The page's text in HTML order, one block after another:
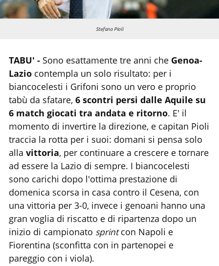
Stefano Pioli
TABU' -Sono esattamente tre anni cheGenoa-
Laziocontempla un solo risultato: per i
biancocelesti i Grifoni sono un vero e proprio
tabù da sfatare, 6 scontri persi dalle Aquile su
6 match giocati tra andata e ritorno. E' il
momento di invertire la direzione, e capitan Pioli
traccia la rotta per i suoi: domani si pensa solo
alla vittoria, per continuare a crescere e tornare
ad essere la Lazio di sempre. I biancocelesti
sono carichi dopo l'ottima prestazione di
domenica scorsa in casa contro il Cesena, con
una vittoria per 3-0, invece i genoani hanno una
gran voglia di riscatto e di ripartenza dopo un
inizio di campionato sprintcon Napoli e
Fiorentina (sconfitta con in partenopei e
pareggio con i viola).